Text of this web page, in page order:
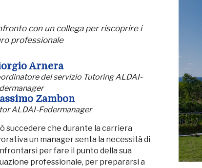
con un collega per riscoprire i
professionale
Arnera
del servizio Tutoring ALDAI-
Zambon
ALDAI-Federmanager
succedere che durante la carriera
un manager senta la necessità di
per fare il punto della sua
professionale, per prepararsi a